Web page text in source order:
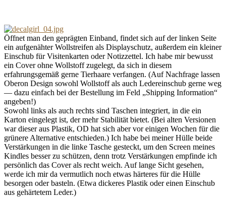
Öffnet man den geprägten Einband, findet sich auf der linken Seite
ein aufgenähter Wollstreifen als Displayschutz, außerdem ein kleiner
Einschub für Visitenkarten oder Notizzettel. Ich habe mir bewusst
ein Cover ohne Wollstoff zugelegt, da sich in diesem
erfahrungsgemäß gerne Tierhaare verfangen. (Auf Nachfrage lassen
Oberon Design sowohl Wollstoff als auch Ledereinschub gerne weg
— dazu einfach bei der Bestellung im Feld „Shipping Information“
angeben!)
Sowohl links als auch rechts sind Taschen integriert, in die ein
Karton eingelegt ist, der mehr Stabilität bietet. (Bei alten Versionen
war dieser aus Plastik, OD hat sich aber vor einigen Wochen für die
grünere Alternative entschieden.) Ich habe bei meiner Hülle beide
Verstärkungen in die linke Tasche gesteckt, um den Screen meines
Kindles besser zu schützen, denn trotz Verstärkungen empfinde ich
persönlich das Cover als recht weich. Auf lange Sicht gesehen,
werde ich mir da vermutlich noch etwas härteres für die Hülle
besorgen oder basteln. (Etwa dickeres Plastik oder einen Einschub
aus gehärtetem Leder.)